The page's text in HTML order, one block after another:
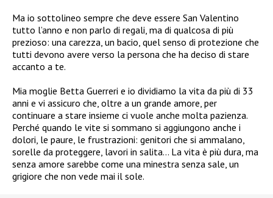
Ma io sottolineo sempre che deve essere San Valentino
tutto l’anno e non parlo di regali, ma di qualcosa di più
prezioso: una carezza, un bacio, quel senso di protezione che
tutti devono avere verso la persona che ha deciso di stare
accanto a te.
Mia moglie Betta Guerreri e io dividiamo la vita da più di 33
anni e vi assicuro che, oltre a un grande amore, per
continuare a stare insieme ci vuole anche molta pazienza.
Perché quando le vite si sommano si aggiungono anche i
dolori, le paure, le frustrazioni: genitori che si ammalano,
sorelle da proteggere, lavori in salita… La vita è più dura, ma
senza amore sarebbe come una minestra senza sale, un
grigiore che non vede mai il sole.